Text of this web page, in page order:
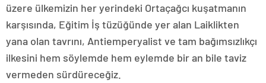
üzere ülkemizin her yerindeki Ortaçağcı kuşatmanın
karşısında, Eğitim İş tüzüğünde yer alan Laiklikten
yana olan tavrını, Antiemperyalist ve tam bağımsızlıkçı
ilkesini hem söylemde hem eylemde bir an bile taviz
vermeden sürdüreceğiz.